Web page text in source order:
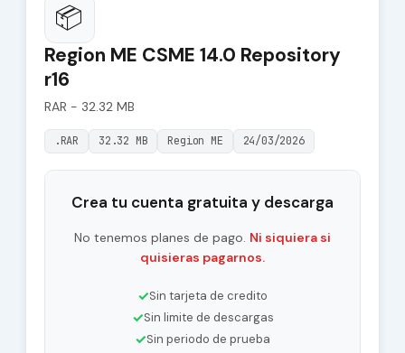
📦
Region ME CSME 14.0 Repository
r16
RAR - 32.32 MB
.RAR 32.32 MB Region ME 24/03/2026
Crea tu cuenta gratuita y descarga
No tenemos planes de pago. Ni siquiera si
quisieras pagarnos.
✓Sin tarjeta de credito
✓Sin limite de descargas
✓Sin periodo de prueba